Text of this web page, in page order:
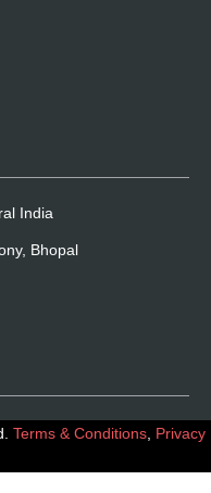
India
Bhopal
Terms & Conditions Privacy